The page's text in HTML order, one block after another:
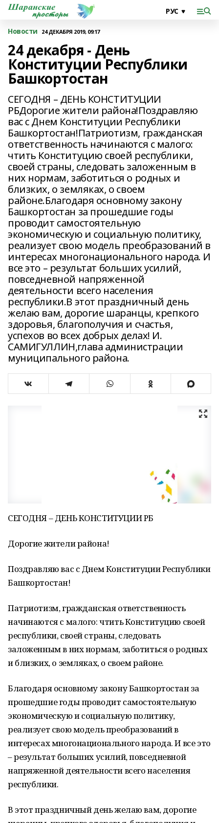
Новости 24 ДЕКАБРЯ 2019, 09:17
24 декабря - День
Конституции Республики
Башкортостан
СЕГОДНЯ – ДЕНЬ КОНСТИТУЦИИ
РБДорогие жители района!Поздравляю
вас с Днем Конституции Республики
Башкортостан!Патриотизм, гражданская
ответственность начинаются с малого:
чтить Конституцию своей республики,
своей страны, следовать заложенным в
них нормам, заботиться о родных и
близких, о земляках, о своем
районе.Благодаря основному закону
Башкортостан за прошедшие годы
проводит самостоятельную
экономическую и социальную политику,
реализует свою модель преобразований в
интересах многонационального народа. И
все это – результат больших усилий,
повседневной напряженной
деятельности всего населения
республики.В этот праздничный день
желаю вам, дорогие шаранцы, крепкого
здоровья, благополучия и счастья,
успехов во всех добрых делах! И.
САМИГУЛЛИН,глава администрации
муниципального района.
СЕГОДНЯ – ДЕНЬ КОНСТИТУЦИИ РБ
Дорогие жители района!
Поздравляю вас с Днем Конституции Республики
Башкортостан!
Патриотизм, гражданская ответственность
начинаются с малого: чтить Конституцию своей
республики, своей страны, следовать
заложенным в них нормам, заботиться о родных
и близких, о земляках, о своем районе.
Благодаря основному закону Башкортостан за
прошедшие годы проводит самостоятельную
экономическую и социальную политику,
реализует свою модель преобразований в
интересах многонационального народа. И все это
– результат больших усилий, повседневной
напряженной деятельности всего населения
республики.
В этот праздничный день желаю вам, дорогие